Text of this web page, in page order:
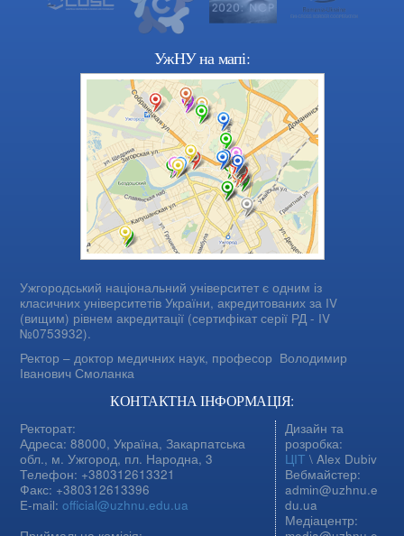
УжНУ на мапі:
Ужгородський національний університет є одним із
класичних університетів України, акредитованих за IV
(вищим) рівнем акредитації (сертифікат серії РД - IV
№0753932).
Ректор – доктор медичних наук, професор Володимир
Іванович Смоланка
КОНТАКТНА ІНФОРМАЦІЯ:
Ректорат:
Адреса: 88000, Україна, Закарпатська
обл., м. Ужгород, пл. Народна, 3
Телефон: +380312613321
Факс: +380312613396
E-mail:official@uzhnu.edu.ua
Дизайн та
розробка:
ЦІТ \ Alex Dubiv
Вебмайстер:
admin@uzhnu.e
du.ua
Медіацентр: